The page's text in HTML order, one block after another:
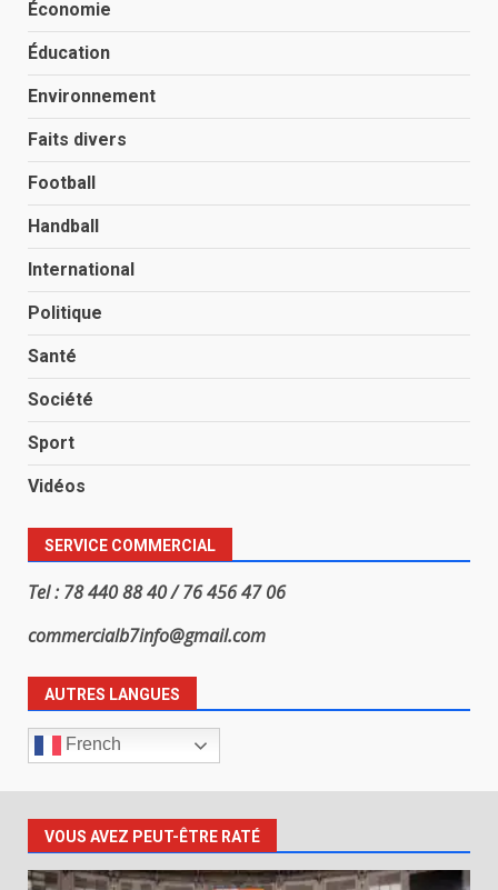
Économie
Éducation
Environnement
Faits divers
Football
Handball
International
Politique
Santé
Société
Sport
Vidéos
SERVICE COMMERCIAL
Tel : 78 440 88 40 / 76 456 47 06
commercialb7info@gmail.com
AUTRES LANGUES
French
VOUS AVEZ PEUT-ÊTRE RATÉ